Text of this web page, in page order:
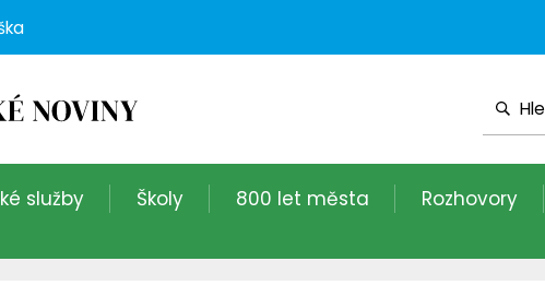
služby Školy 800 let města Rozhovory